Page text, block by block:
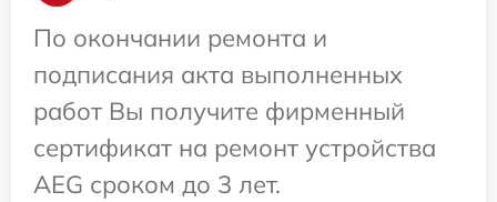
По окончании ремонта и
подписания акта выполненных
работ Вы получите фирменный
сертификат на ремонт устройства
AEG сроком до 3 лет.